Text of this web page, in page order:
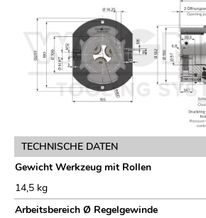
TECHNISCHE DATEN
Gewicht Werkzeug mit Rollen
14,5 kg
Arbeitsbereich Ø Regelgewinde